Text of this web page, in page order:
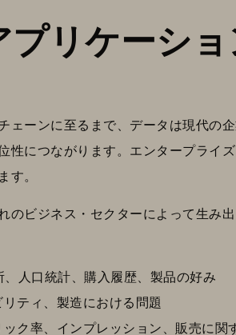
リケーシ
ーンに至るまで、データは現代の
につながります。エンタープライ
す。
ビジネス・セクターによって生み
、人口統計、購入履歴、製品の好み
ティ、製造における問題
ック率、インプレッション、販売に関